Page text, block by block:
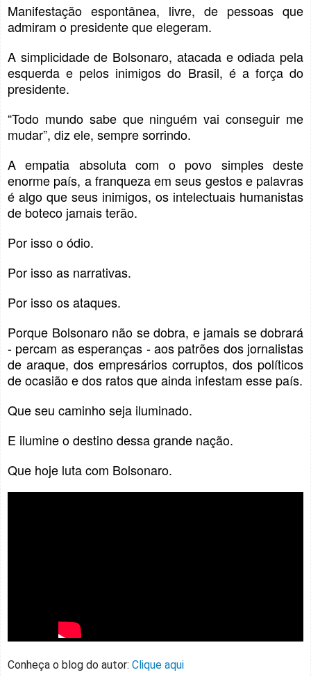
Manifestação espontânea, livre, de pessoas que
admiram o presidente que elegeram.
A simplicidade de Bolsonaro, atacada e odiada pela
esquerda e pelos inimigos do Brasil, é a força do
presidente.
“Todo mundo sabe que ninguém vai conseguir me
mudar”, diz ele, sempre sorrindo.
A empatia absoluta com o povo simples deste
enorme país, a franqueza em seus gestos e palavras
é algo que seus inimigos, os intelectuais humanistas
de boteco jamais terão.
Por isso o ódio.
Por isso as narrativas.
Por isso os ataques.
Porque Bolsonaro não se dobra, e jamais se dobrará
- percam as esperanças - aos patrões dos jornalistas
de araque, dos empresários corruptos, dos políticos
de ocasião e dos ratos que ainda infestam esse país.
Que seu caminho seja iluminado.
E ilumine o destino dessa grande nação.
Que hoje luta com Bolsonaro.
Conheça o blog do autor: Clique aqui